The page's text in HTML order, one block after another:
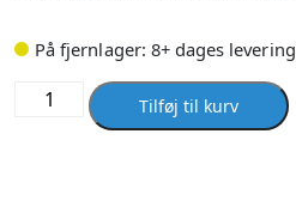
På fjernlager: 8+ dages levering
Union
galvaniseret
Tilføj til kurv